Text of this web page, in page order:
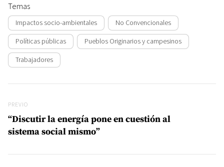
Temas
Impactos socio-ambientales No Convencionales
Políticas públicas Pueblos Originarios y campesinos
Trabajadores
Previo
PREVIO
“Discutir la energía pone en cuestión al
sistema social mismo”